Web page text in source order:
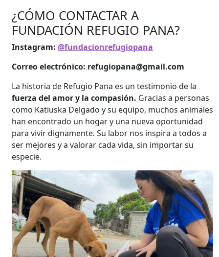
¿CÓMO CONTACTAR A
FUNDACIÓN REFUGIO PANA?
Instagram: @fundacionrefugiopana
Correo electrónico: refugiopana@gmail.com
La historia de Refugio Pana es un testimonio de la
fuerza del amor y la compasión. Gracias a personas
como Katiuska Delgado y su equipo, muchos animales
han encontrado un hogar y una nueva oportunidad
para vivir dignamente. Su labor nos inspira a todos a
ser mejores y a valorar cada vida, sin importar su
especie.